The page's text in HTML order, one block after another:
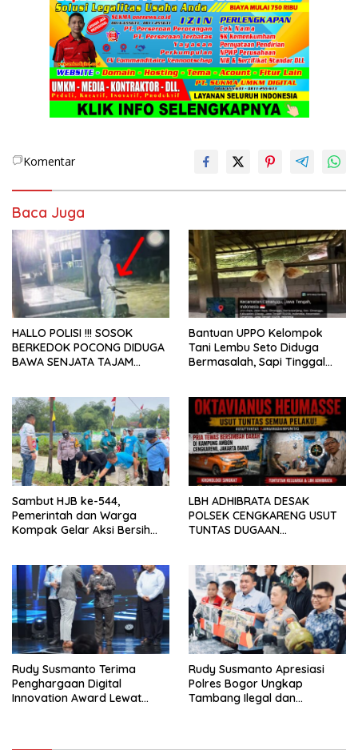
Komentar
Baca Juga
HALLO POLISI !!! SOSOK
BERKEDOK POCONG DIDUGA
BAWA SENJATA TAJAM
LEBONG
Bantuan UPPO Kelompok
Tani Lembu Seto Diduga
Bermasalah, Sapi Tinggal
Sambut HJB ke-544,
Pemerintah dan Warga
Kompak Gelar Aksi Bersih
LBH ADHIBRATA DESAK
POLSEK CENGKARENG USUT
TUNTAS DUGAAN
Rudy Susmanto Terima
Penghargaan Digital
Innovation Award Lewat
Rudy Susmanto Apresiasi
Polres Bogor Ungkap
Tambang Ilegal dan